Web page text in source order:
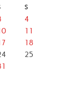
S
4
11
18
25